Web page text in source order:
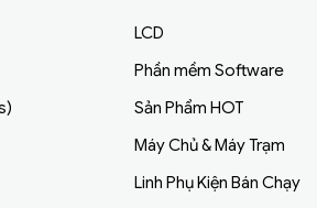
LCD
Phần mềm Software
Sản Phẩm HOT
Máy Chủ & Máy Trạm
Linh Phụ Kiện Bán Chạy